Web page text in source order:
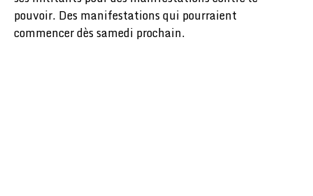
pouvoir. Des manifestations qui pourraient
commencer dès samedi prochain.